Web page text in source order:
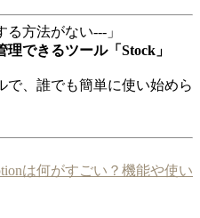
る方法がない---」
できるツール「Stock」
で、誰でも簡単に使い始めら
は何がすごい？機能や使い